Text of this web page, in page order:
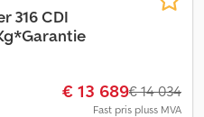
316 CDI
€ 13 689€ 14 034
Fast pris pluss MVA